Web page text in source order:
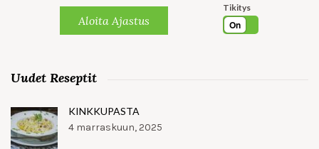
Aloita Ajastus
Tikitys
On
Uudet Reseptit
KINKKUPASTA
4 marraskuun, 2025